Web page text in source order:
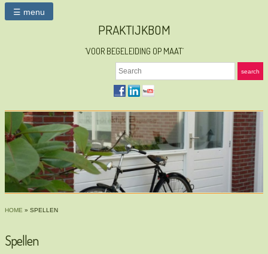
☰ menu
PRAKTIJKBOM
`VOOR BEGELEIDING OP MAAT´
Search search
HOME » SPELLEN
Spellen